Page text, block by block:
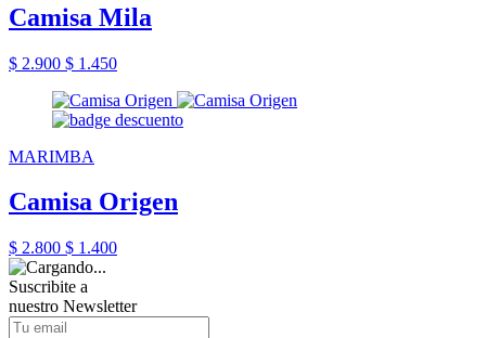
Camisa Mila
$ 2.900 $ 1.450
MARIMBA
Camisa Origen
$ 2.800 $ 1.400
Suscribite a
nuestro Newsletter